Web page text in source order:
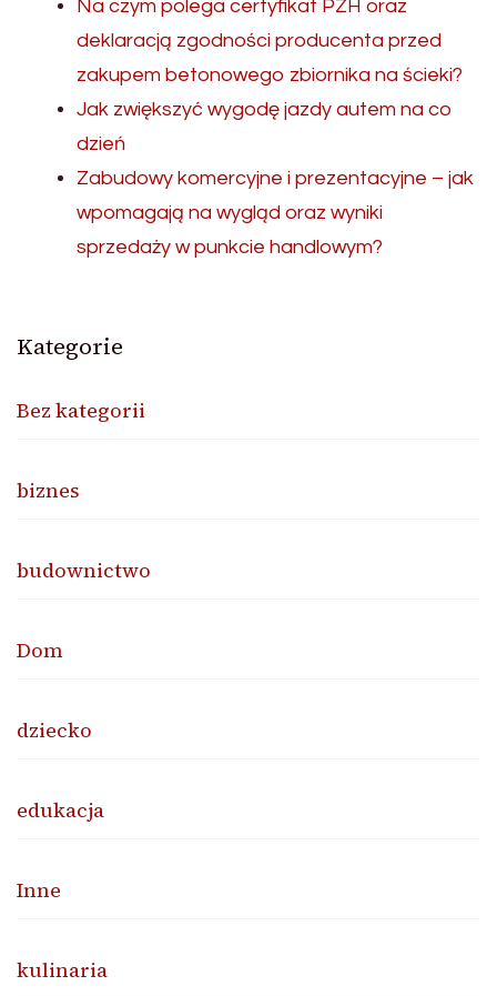
Na czym polega certyfikat PZH oraz
deklaracją zgodności producenta przed
zakupem betonowego zbiornika na ścieki?
Jak zwiększyć wygodę jazdy autem na co
dzień
Zabudowy komercyjne i prezentacyjne – jak
wpomagają na wygląd oraz wyniki
sprzedaży w punkcie handlowym?
Kategorie
Bez kategorii
biznes
budownictwo
Dom
dziecko
edukacja
Inne
kulinaria